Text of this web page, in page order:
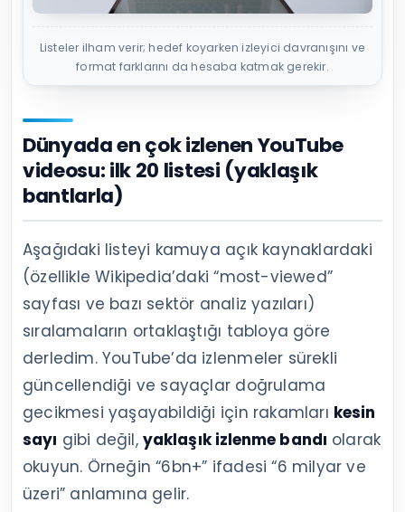
Listeler ilham verir; hedef koyarken izleyici davranışını ve
format farklarını da hesaba katmak gerekir.
Dünyada en çok izlenen YouTube
videosu: ilk 20 listesi (yaklaşık
bantlarla)
Aşağıdaki listeyi kamuya açık kaynaklardaki
(özellikle Wikipedia’daki “most-viewed”
sayfası ve bazı sektör analiz yazıları)
sıralamaların ortaklaştığı tabloya göre
derledim. YouTube’da izlenmeler sürekli
güncellendiği ve sayaçlar doğrulama
gecikmesi yaşayabildiği için rakamları kesin
sayı gibi değil, yaklaşık izlenme bandı olarak
okuyun. Örneğin “6bn+” ifadesi “6 milyar ve
üzeri” anlamına gelir.